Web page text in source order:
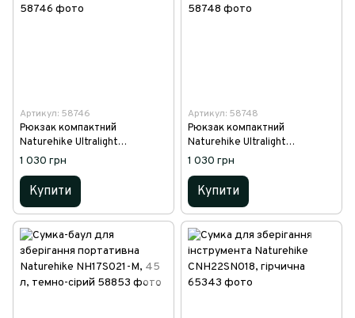
Артикул: 58746
Рюкзак компактний
Naturehike Ultralight
NH17A017-B 22 л, блакитний
1 030 грн
Купити
Артикул: 58748
Рюкзак компактний
Naturehike Ultralight
NH17A017-B 22 л, чорний
1 030 грн
Купити